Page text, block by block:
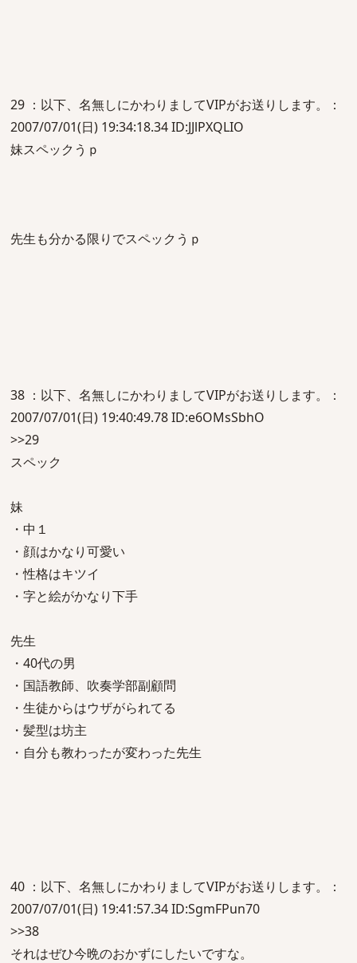
29 ：以下、名無しにかわりましてVIPがお送りします。：
2007/07/01(日) 19:34:18.34 ID:JJlPXQLIO
妹スペックうｐ
先生も分かる限りでスペックうｐ
38 ：以下、名無しにかわりましてVIPがお送りします。：
2007/07/01(日) 19:40:49.78 ID:e6OMsSbhO
>>29
スペック
妹
・中１
・顔はかなり可愛い
・性格はキツイ
・字と絵がかなり下手
先生
・40代の男
・国語教師、吹奏学部副顧問
・生徒からはウザがられてる
・髪型は坊主
・自分も教わったが変わった先生
40 ：以下、名無しにかわりましてVIPがお送りします。：
2007/07/01(日) 19:41:57.34 ID:SgmFPun70
>>38
それはぜひ今晩のおかずにしたいですな。